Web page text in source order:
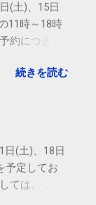
(土)、15日
11時～18時
約につきま
があります
は
続きを読む
日(土)、18日
予定してお
ては、 こち